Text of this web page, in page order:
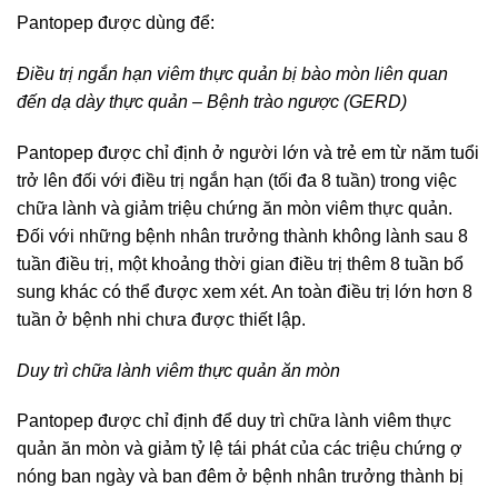
Pantopep được dùng để:
Điều trị ngắn hạn viêm thực quản bị bào mòn liên quan
đến dạ dày thực quản – Bệnh trào ngược (GERD)
Pantopep được chỉ định ở người lớn và trẻ em từ năm tuổi
trở lên đối với điều trị ngắn hạn (tối đa 8 tuần) trong việc
chữa lành và giảm triệu chứng ăn mòn viêm thực quản.
Đối với những bệnh nhân trưởng thành không lành sau 8
tuần điều trị, một khoảng thời gian điều trị thêm 8 tuần bổ
sung khác có thể được xem xét. An toàn điều trị lớn hơn 8
tuần ở bệnh nhi chưa được thiết lập.
Duy trì chữa lành viêm thực quản ăn mòn
Pantopep được chỉ định để duy trì chữa lành viêm thực
quản ăn mòn và giảm tỷ lệ tái phát của các triệu chứng ợ
nóng ban ngày và ban đêm ở bệnh nhân trưởng thành bị